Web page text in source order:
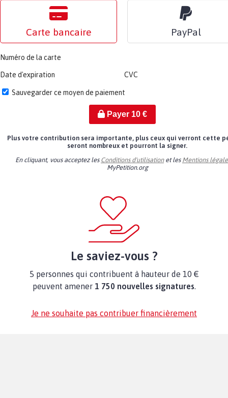
Carte bancaire PayPal
Numéro de la carte
Date d'expiration CVC
Sauvegarder ce moyen de paiement
Payer 10€
Plus votre contribution sera importante, plus ceux qui verront cette
seront nombreux et pourront la signer.
En cliquant, vous acceptez les Conditions d'utilisationet les Mentions
MyPetition.org
Le saviez-vous ?
5 personnes qui contribuent à hauteur de 10 €
peuvent amener 1 750 nouvelles signatures.
Je ne souhaite pas contribuer financièrement